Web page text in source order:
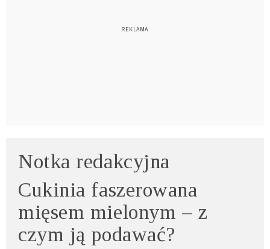
Notka redakcyjna
Cukinia faszerowana
mięsem mielonym – z
czym ją podawać?